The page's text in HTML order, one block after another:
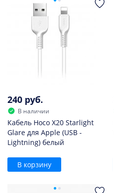
240 руб.
В наличии
Кабель Hoco X20 Starlight
Glare для Apple (USB -
Lightning) белый
В корзину